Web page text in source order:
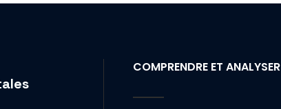
COMPRENDRE ET ANALYSER